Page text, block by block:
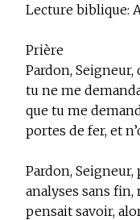
Lecture biblique:
Prière
Pardon,
tu ne me
que tu me
portes de fer, et
Pardon,
analyses sans
pensait savoir,